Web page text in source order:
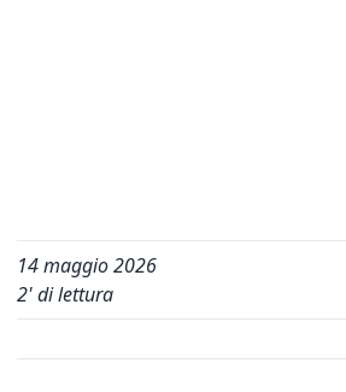
14 maggio 2026
2' di lettura